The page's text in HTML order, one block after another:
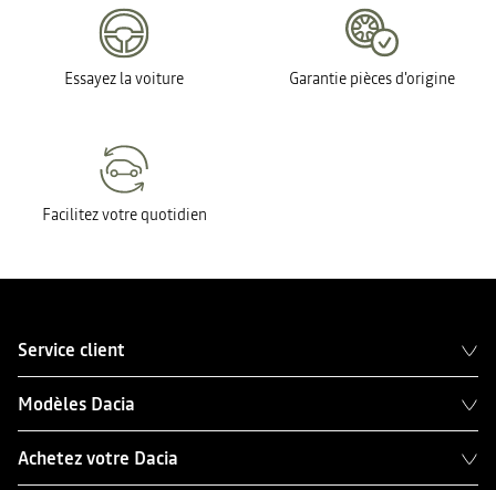
Essayez la voiture Garantie pièces d'origine
Facilitez votre quotidien
Service client
Modèles Dacia
Achetez votre Dacia